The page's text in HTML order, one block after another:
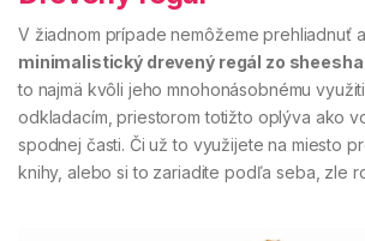
V žiadnom prípade nemôžeme prehliadnuť
minimalistický drevený regál zo
to najmä kvôli jeho mnohonásobnému
odkladacím, priestorom totižto oplýva ako
spodnej časti. Či už to využijete na miesto
knihy, alebo si to zariadite podľa seba, zle